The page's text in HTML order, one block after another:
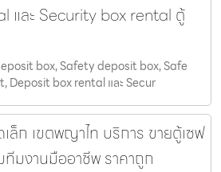
และ Security box rental ตู้
box, Safety deposit box, Safe
Deposit box rental และ Secur
ล็ก เขตพญาไท บริการ ขายตู้เซฟ
มงานมืออาชีพ ราคาถูก